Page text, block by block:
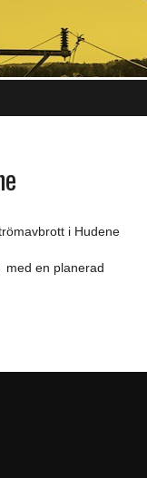
i Hudene
med en planerad